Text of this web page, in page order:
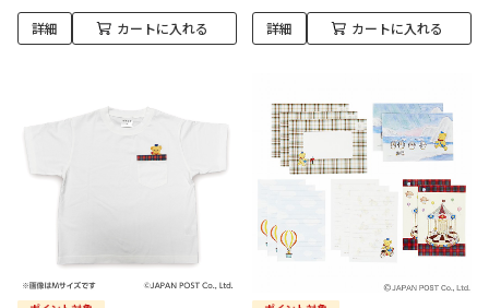
詳細 カートに入れる 詳細 カートに入れる